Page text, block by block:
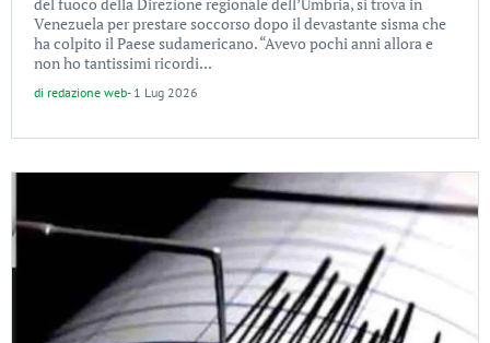
Venezuela per prestare soccorso dopo il devastante sisma che
ha colpito il Paese sudamericano. “Avevo pochi anni allora e
non ho tantissimi ricordi...
di redazione web- 1 Lug 2026